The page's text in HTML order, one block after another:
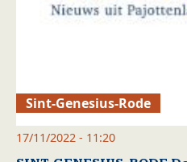
Sint-Genesius-Rode
17/11/2022 - 11:20